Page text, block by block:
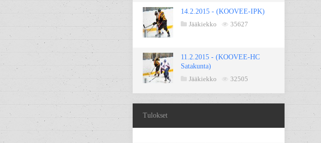
14.2.2015 - (KOOVEE-IPK)
Jääkiekko
35627
11.2.2015 - (KOOVEE-HC
Satakunta)
Jääkiekko
32505
Tulokset